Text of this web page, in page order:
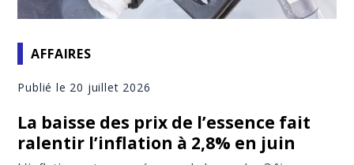
AFFAIRES
Publié le 20 juillet 2026
La baisse des prix de l’essence fait
ralentir l’inflation à 2,8% en juin